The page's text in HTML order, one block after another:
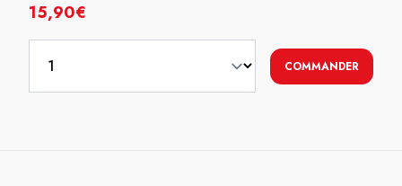
15,90€
COMMANDER